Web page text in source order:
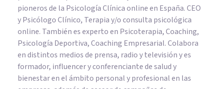
pioneros de la Psicología Clínica online en España. CEO
y Psicólogo Clínico, Terapia y/o consulta psicológica
online. También es experto en Psicoterapia, Coaching,
Psicología Deportiva, Coaching Empresarial. Colabora
en distintos medios de prensa, radio y televisión y es
formador, influencer y conferenciante de salud y
bienestar en el ámbito personal y profesional en las